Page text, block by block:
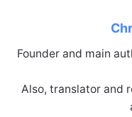
Founder and main
Also, translator and